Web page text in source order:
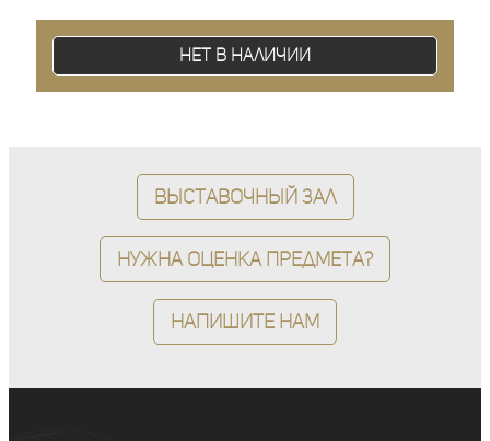
Нет в наличии
Выставочный зал
Нужна оценка предмета?
Напишите нам